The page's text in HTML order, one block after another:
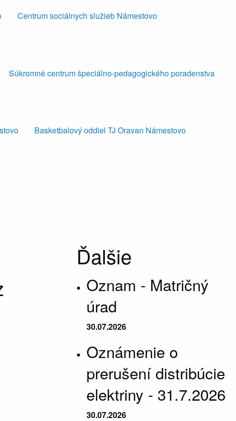
Centrum sociálnych služieb Námestovo
Súkromné centrum špeciálno-pedagogického poradenstva
Basketbalový oddiel TJ Oravan Námestovo
Ďalšie
Oznam - Matričný
úrad
30.07.2026
Oznámenie o
prerušení distribúcie
elektriny - 31.7.2026
30.07.2026